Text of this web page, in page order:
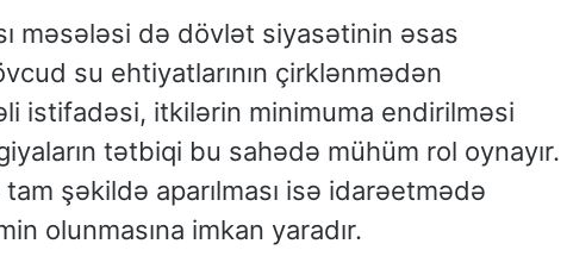
məsələsi də dövlət siyasətinin əsas
su ehtiyatlarının çirklənmədən
istifadəsi, itkilərin minimuma endirilməsi
tətbiqi bu sahədə mühüm rol oynayır.
şəkildə aparılması isə idarəetmədə
olunmasına imkan yaradır.